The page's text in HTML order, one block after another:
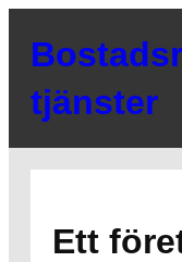
tjänster
Ett